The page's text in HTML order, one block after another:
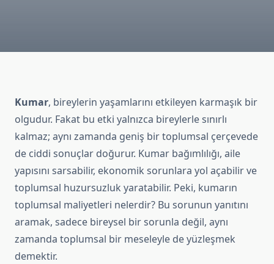
Kumar, bireylerin yaşamlarını etkileyen karmaşık bir
olgudur. Fakat bu etki yalnızca bireylerle sınırlı
kalmaz; aynı zamanda geniş bir toplumsal çerçevede
de ciddi sonuçlar doğurur. Kumar bağımlılığı, aile
yapısını sarsabilir, ekonomik sorunlara yol açabilir ve
toplumsal huzursuzluk yaratabilir. Peki, kumarın
toplumsal maliyetleri nelerdir? Bu sorunun yanıtını
aramak, sadece bireysel bir sorunla değil, aynı
zamanda toplumsal bir meseleyle de yüzleşmek
demektir.